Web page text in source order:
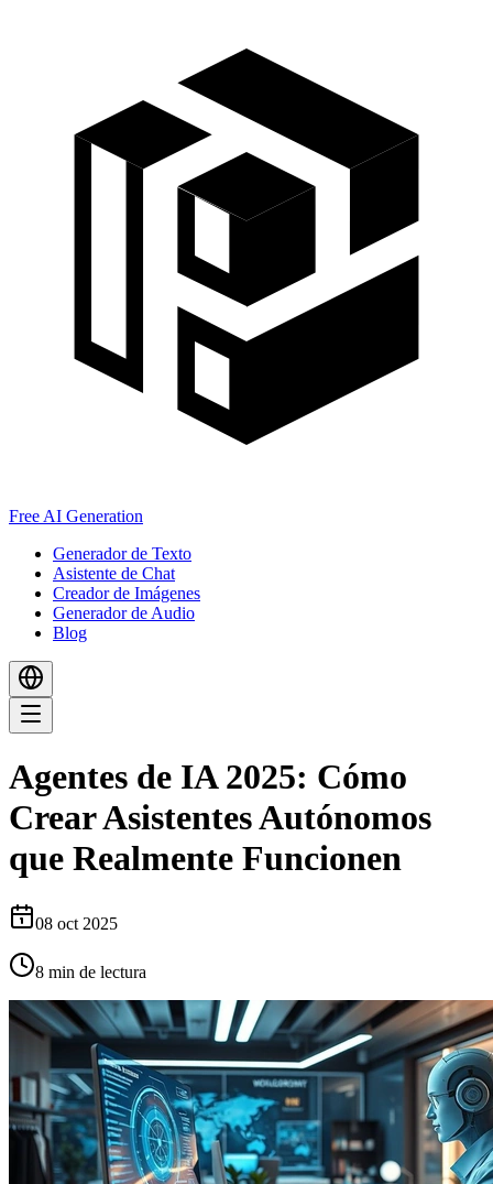
Free AI Generation
Generador de Texto
Asistente de Chat
Creador de Imágenes
Generador de Audio
Blog
Agentes de IA 2025: Cómo
Crear Asistentes Autónomos
que Realmente Funcionen
08 oct 2025
8 min de lectura